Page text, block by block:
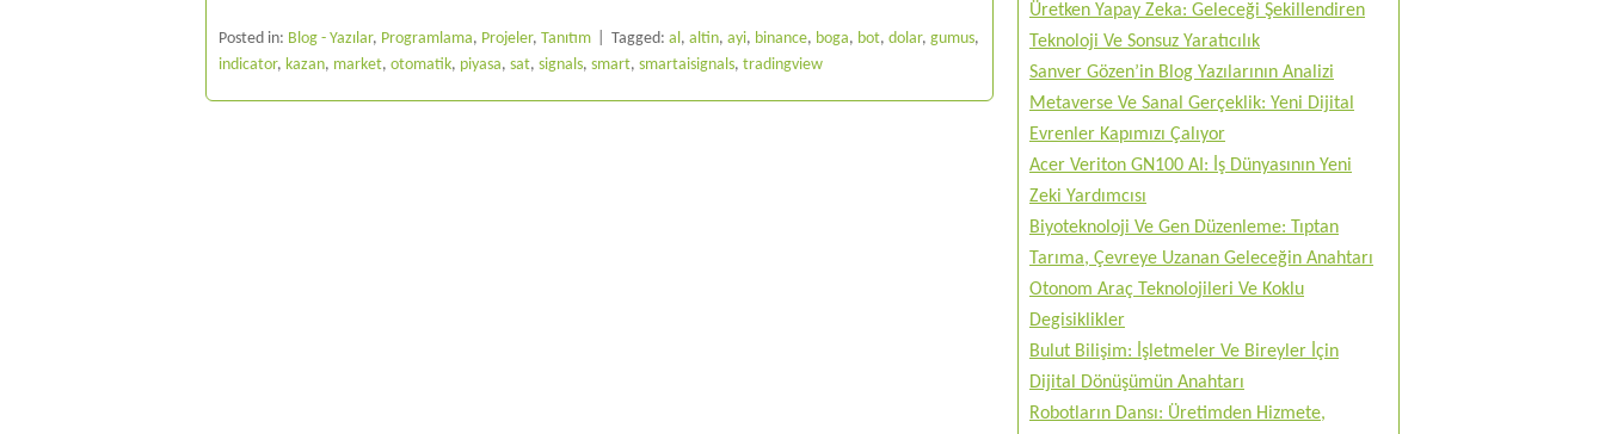
Posted in: Blog - Yazılar, Programlama, Projeler, Tanıtım Tagged: al, altin, ayi, binance, boga, bot, dolar, gumus,
indicator, kazan, market, otomatik, piyasa, sat, signals, smart, smartaisignals, tradingview
Üretken Yapay Zeka: Geleceği Şekillendiren
Teknoloji Ve Sonsuz Yaratıcılık
Sanver Gözen’in Blog Yazılarının Analizi
Metaverse Ve Sanal Gerçeklik: Yeni Dijital
Evrenler Kapımızı Çalıyor
Acer Veriton GN100 AI: İş Dünyasının Yeni
Zeki Yardımcısı
Biyoteknoloji Ve Gen Düzenleme: Tıptan
Tarıma, Çevreye Uzanan Geleceğin Anahtarı
Otonom Araç Teknolojileri Ve Koklu
Degisiklikler
Bulut Bilişim: İşletmeler Ve Bireyler İçin
Dijital Dönüşümün Anahtarı
Robotların Dansı: Üretimden Hizmete,